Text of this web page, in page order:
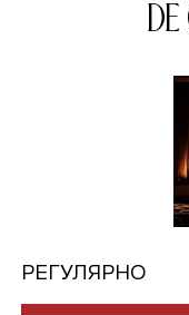
РЕГУЛЯРНО